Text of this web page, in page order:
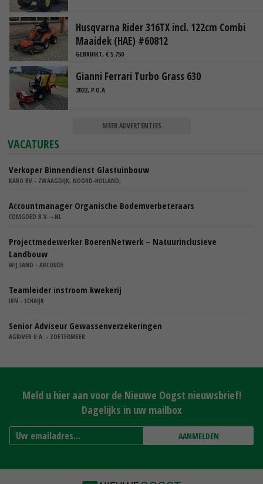
Husqvarna Rider 316TX incl. 122cm Combi
Maaidek (HAE) #60812
GEBRUIKT, € 5.750
Gianni Ferrari Turbo Grass 630
2022, P.O.A.
MEER ADVERTENTIES
VACATURES
Verkoper Binnendienst Glastuinbouw
KARO BV - ZWAAGDIJK, NOORD-HOLLAND,
Accountmanager Organische Bodemverbeteraars
COMGOED B.V. - NL
Projectmedewerker BoerenNetwerk – Natuurinclusieve
Landbouw
WIJ.LAND - ABCOUDE
Teamleider instroom kwekerij
IBN - SCHAIJK
Senior Adviseur Gewassenverzekeringen
AGRIVER U.A. - ZOETERMEER
Meld u hier aan voor de Nieuwe Oogst nieuwsbrief!
Dagelijks in uw mailbox
AANMELDEN